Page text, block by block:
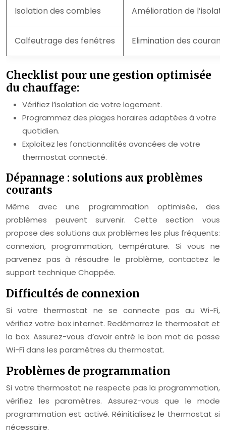
Isolation des combles Amélioration de
Calfeutrage des fenêtres Elimination des
Checklist pour une gestion optimisée
du chauffage:
Vérifiez l’isolation de votre logement.
Programmez des plages horaires adaptées à votre
quotidien.
Exploitez les fonctionnalités avancées de votre
thermostat connecté.
Dépannage : solutions aux problèmes
courants
Même avec une programmation optimisée, des
problèmes peuvent survenir. Cette section vous
propose des solutions aux problèmes les plus fréquents:
connexion, programmation, température. Si vous ne
parvenez pas à résoudre le problème, contactez le
support technique Chappée.
Difficultés de connexion
Si votre thermostat ne se connecte pas au Wi-Fi,
vérifiez votre box internet. Redémarrez le thermostat et
la box. Assurez-vous d’avoir entré le bon mot de passe
Wi-Fi dans les paramètres du thermostat.
Problèmes de programmation
Si votre thermostat ne respecte pas la programmation,
vérifiez les paramètres. Assurez-vous que le mode
programmation est activé. Réinitialisez le thermostat si
nécessaire.